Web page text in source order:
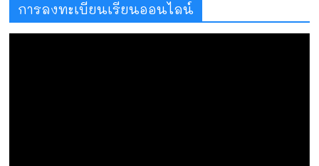
การลงทะเบียนเรียนออนไลน์